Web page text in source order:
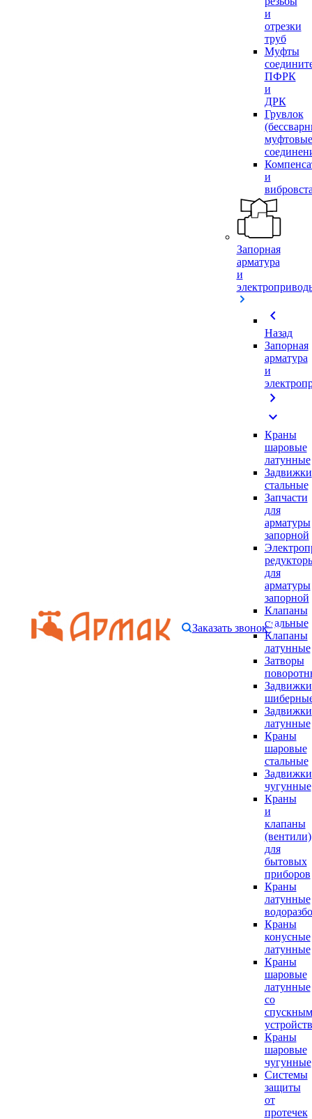
и
отрезки
труб
Муфты
ПФРК
и
ДРК
Грувлок
муфтовые
и
Запорная
арматура
и
chevron_left
Назад
Запорная
арматура
и
chevron_right
expand_more
Краны
шаровые
латунные
Задвижки
стальные
Запчасти
для
арматуры
запорной
для
арматуры
запорной
Клапаны
стальные
Клапаны
латунные
Затворы
Задвижки
Задвижки
латунные
Краны
шаровые
стальные
Задвижки
чугунные
Краны
и
клапаны
(вентили)
для
бытовых
приборов
Краны
латунные
Краны
конусные
латунные
Краны
шаровые
латунные
со
спускным
Краны
шаровые
чугунные
Системы
защиты
от
протечек
Заказать звонок